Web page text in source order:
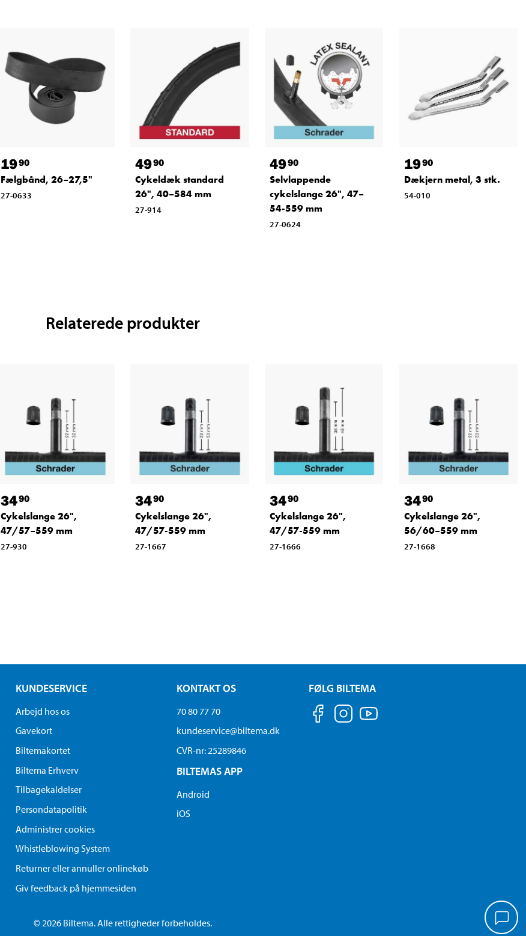
1990
Fælgbånd, 26–27,5"
27-0633
4990
Cykeldæk standard
26", 40–584 mm
27-914
4990
Selvlappende
cykelslange 26", 47–
54-559 mm
27-0624
1990
Dækjern metal, 3 stk.
54-010
Relaterede produkter
3490
Cykelslange 26",
47/57–559 mm
27-930
3490
Cykelslange 26",
47/57-559 mm
27-1667
3490
Cykelslange 26",
47/57-559 mm
27-1666
3490
Cykelslange 26",
56/60–559 mm
27-1668
KUNDESERVICE
Arbejd hos os
Gavekort
Biltemakortet
Biltema Erhverv
Tilbagekaldelser
Persondatapolitik
Administrer cookies
Whistleblowing System
Returner eller annuller onlinekøb
Giv feedback på hjemmesiden
KONTAKT OS
70 80 77 70
kundeservice@biltema.dk
CVR-nr: 25289846
BILTEMAS APP
Android
iOS
FØLG BILTEMA
© 2026 Biltema. Alle rettigheder forbeholdes.